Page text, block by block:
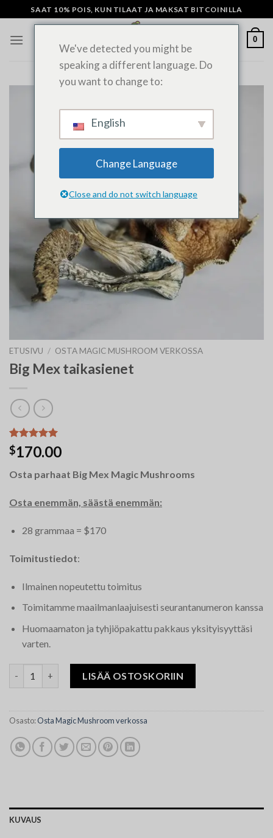
sisältöön
SAAT 10% POIS, KUN TILAAT JA MAKSAT BITCOINILLA
0
ETUSIVU / OSTA MAGIC MUSHROOM VERKOSSA
Big Mex taikasienet
Arvio5.00
5:stä
12
asiakkaan
$170.00
Osta parhaat Big Mex Magic Mushrooms
Osta enemmän, säästä enemmän:
28 grammaa = $170
Toimitustiedot:
Ilmainen nopeutettu toimitus
Toimitamme maailmanlaajuisesti seurantanumeron kanssa
Huomaamaton ja tyhjiöpakattu pakkaus yksityisyyttäsi
varten.
Big Mex Magic Mushrooms määrä
LISÄÄ OSTOSKORIIN
Osasto:Osta Magic Mushroom verkossa
KUVAUS
We've detected you might be
speaking a different language. Do
you want to change to:
English
Change Language
Close and do not switch language